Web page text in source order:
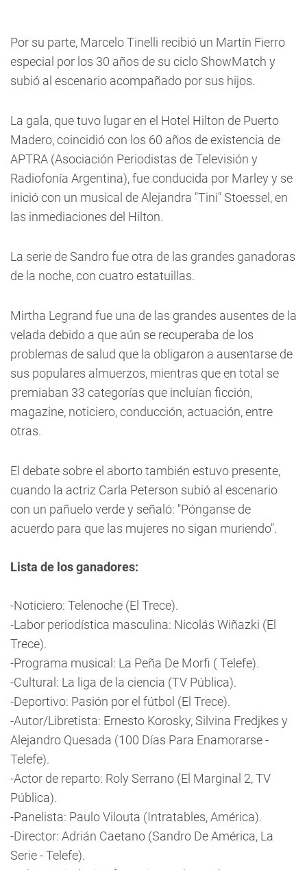
Por su parte, Marcelo Tinelli recibió un Martín Fierro
especial por los 30 años de su ciclo ShowMatch y
subió al escenario acompañado por sus hijos.
La gala, que tuvo lugar en el Hotel Hilton de Puerto
Madero, coincidió con los 60 años de existencia de
APTRA (Asociación Periodistas de Televisión y
Radiofonía Argentina), fue conducida por Marley y se
inició con un musical de Alejandra "Tini" Stoessel, en
las inmediaciones del Hilton.
La serie de Sandro fue otra de las grandes ganadoras
de la noche, con cuatro estatuillas.
Mirtha Legrand fue una de las grandes ausentes de la
velada debido a que aún se recuperaba de los
problemas de salud que la obligaron a ausentarse de
sus populares almuerzos, mientras que en total se
premiaban 33 categorías que incluían ficción,
magazine, noticiero, conducción, actuación, entre
otras.
El debate sobre el aborto también estuvo presente,
cuando la actriz Carla Peterson subió al escenario
con un pañuelo verde y señaló: "Pónganse de
acuerdo para que las mujeres no sigan muriendo".
Lista de los ganadores:
-Noticiero: Telenoche (El Trece).
-Labor periodística masculina: Nicolás Wiñazki (El
Trece).
-Programa musical: La Peña De Morfi ( Telefe).
-Cultural: La liga de la ciencia (TV Pública).
-Deportivo: Pasión por el fútbol (El Trece).
-Autor/Libretista: Ernesto Korosky, Silvina Fredjkes y
Alejandro Quesada (100 Días Para Enamorarse -
Telefe).
-Actor de reparto: Roly Serrano (El Marginal 2, TV
Pública).
-Panelista: Paulo Vilouta (Intratables, América).
-Director: Adrián Caetano (Sandro De América, La
Serie - Telefe).